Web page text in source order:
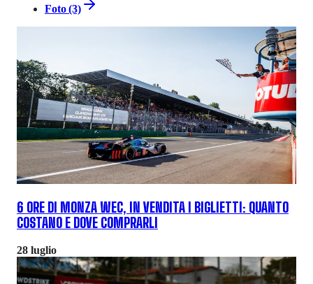
Foto (3)
6 ORE DI MONZA WEC, IN VENDITA I BIGLIETTI: QUANTO
COSTANO E DOVE COMPRARLI
28 luglio